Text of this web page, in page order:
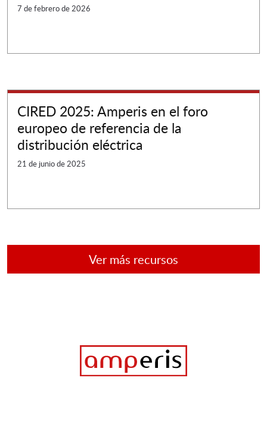
7 de febrero de 2026
CIRED 2025: Amperis en el foro
europeo de referencia de la
distribución eléctrica
21 de junio de 2025
Ver más recursos